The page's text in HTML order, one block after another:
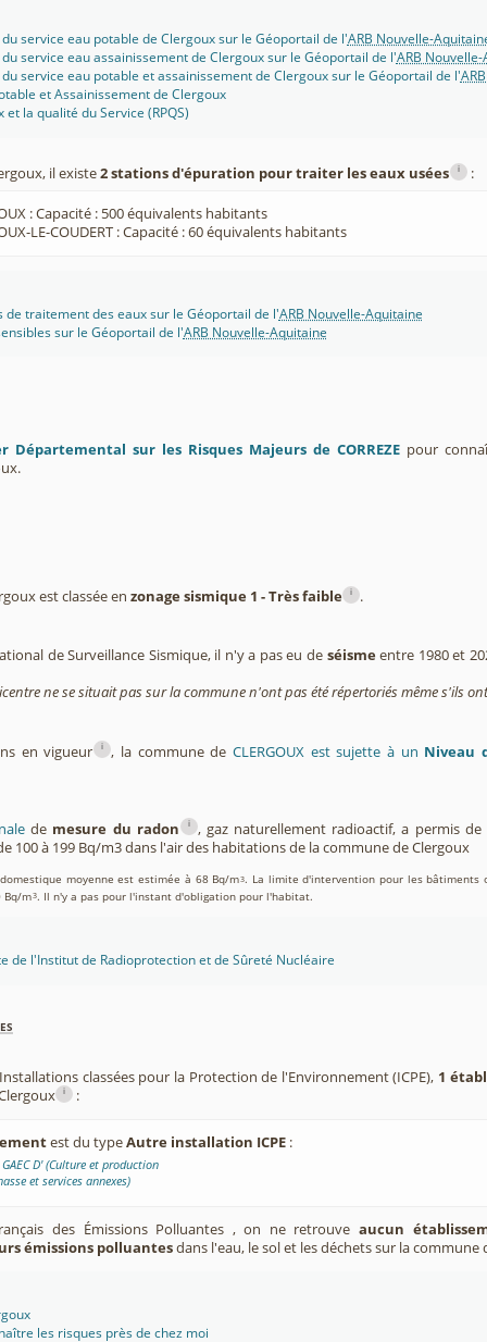
service eau potable de Clergoux sur le Géoportail de l'ARB Nouvelle-
service eau assainissement de Clergoux sur le Géoportail de l'ARB
service eau potable et assainissement de Clergoux sur le Géoportail de l'
et Assainissement de Clergoux
la qualité du Service (RPQS)
il existe2 stations d'épuration pour traiter les eaux usées i :
: Capacité : 500 équivalents habitants
LE-COUDERT : Capacité : 60 équivalents habitants
de traitement des eaux sur le Géoportail de l'ARB Nouvelle-Aquitaine
sur le Géoportail de l'ARB Nouvelle-Aquitaine
Départemental sur les Risques Majeurs de CORREZEpour
est classée en zonage sismique 1 - Très faible i .
de Surveillance Sismique, il n'y a pas eu de séismeentre 1980 et
ne se situait pas sur la commune n'ont pas été répertoriés même s'ils
en vigueur i , la commune de CLERGOUX est sujette à un Niveau
de mesure du radon i
, gaz naturellement radioactif, a permis
100 à 199 Bq/m3 dans l'air des habitations de la commune de Clergoux
moyenne est estimée à 68 Bq/m3. La limite d'intervention pour les bâtiments
Bq/m3. Il n'y a pas pour l'instant d'obligation pour l'habitat.
de l'Institut de Radioprotection et de Sûreté Nucléaire
classées pour la Protection de l'Environnement (ICPE), 1
i :
est du typeAutre installation ICPE :
GAEC D' (Culture et production
et services annexes)
des Émissions Polluantes , on ne retrouveaucun
émissions polluantesdans l'eau, le sol et les déchets sur la commune
les risques près de chez moi